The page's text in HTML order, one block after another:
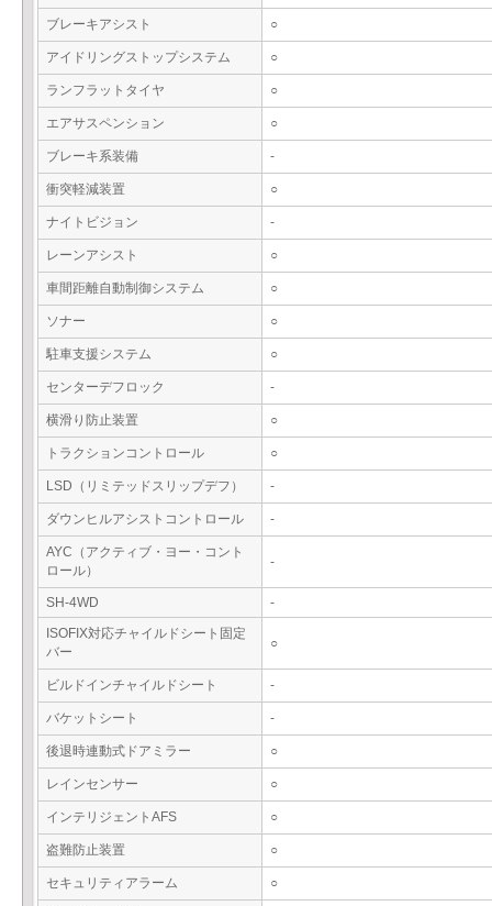
ブレーキアシスト ○
アイドリングストップシステム ○
ランフラットタイヤ ○
エアサスペンション ○
ブレーキ系装備 -
衝突軽減装置 ○
ナイトビジョン -
レーンアシスト ○
車間距離自動制御システム ○
ソナー ○
駐車支援システム ○
センターデフロック -
横滑り防止装置 ○
トラクションコントロール ○
LSD（リミテッドスリップデフ） -
ダウンヒルアシストコントロール -
AYC（アクティブ・ヨー・コント
ロール）
-
SH-4WD
-
ISOFIX対応チャイルドシート固定
バー
○
ビルドインチャイルドシート -
バケットシート -
後退時連動式ドアミラー ○
レインセンサー ○
インテリジェントAFS ○
盗難防止装置 ○
セキュリティアラーム ○